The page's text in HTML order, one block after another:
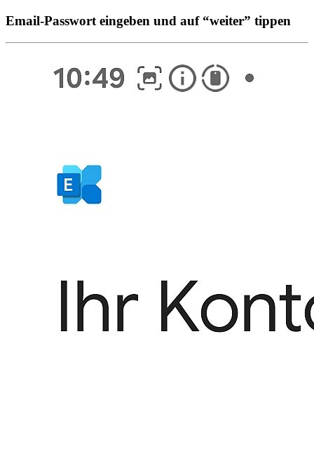
Email-Passwort eingeben und auf “weiter” tippen